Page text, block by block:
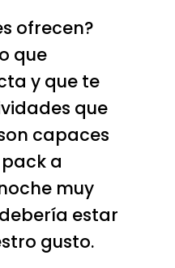
ofrecen?
que
y que te
que
capaces
a
muy
estar
gusto.